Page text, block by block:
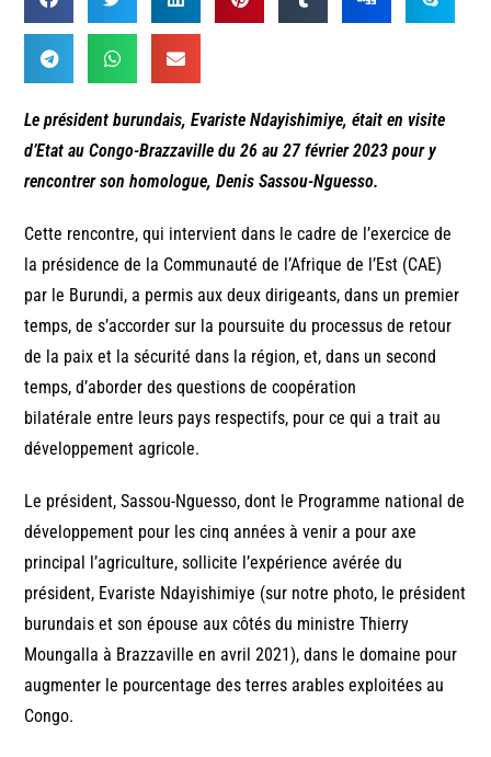
Le président burundais, Evariste Ndayishimiye, était en visite
d’Etat au Congo-Brazzaville du 26 au 27 février 2023 pour y
rencontrer son homologue, Denis Sassou-Nguesso.
Cette rencontre, qui intervient dans le cadre de l’exercice de
la présidence de la Communauté de l’Afrique de l’Est (CAE)
par le Burundi, a permis aux deux dirigeants, dans un premier
temps, de s’accorder sur la poursuite du processus de retour
de la paix et la sécurité dans la région, et, dans un second
temps, d’aborder des questions de coopération
bilatérale entre leurs pays respectifs, pour ce qui a trait au
développement agricole.
Le président, Sassou-Nguesso, dont le Programme national de
développement pour les cinq années à venir a pour axe
principal l’agriculture, sollicite l’expérience avérée du
président, Evariste Ndayishimiye (sur notre photo, le président
burundais et son épouse aux côtés du ministre Thierry
Moungalla à Brazzaville en avril 2021), dans le domaine pour
augmenter le pourcentage des terres arables exploitées au
Congo.